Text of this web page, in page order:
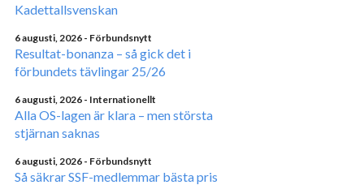
Kadettallsvenskan
6 augusti, 2026 - Förbundsnytt
Resultat-bonanza – så gick det i
förbundets tävlingar 25/26
6 augusti, 2026 - Internationellt
Alla OS-lagen är klara – men största
stjärnan saknas
6 augusti, 2026 - Förbundsnytt
Så säkrar SSF-medlemmar bästa pris